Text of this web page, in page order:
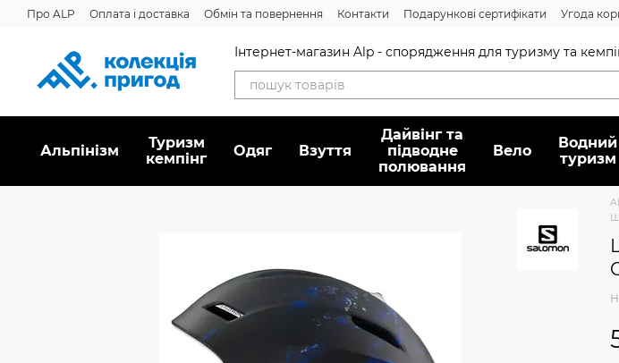
Перейти до основного контенту
Про ALP Оплата і доставка Обмін та повернення Контакти Подарункові сертифікати Угода
Інтернет-магазин Alp - спорядження для туризму та
Альпінізм
Туризм
кемпінг
Oдяг Взуття
Дайвінг та
підводне
полювання
Вело
Водний
туризм